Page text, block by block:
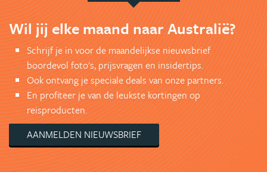
Wil jij elke maand naar Australië?
Schrijf je in voor de maandelijkse nieuwsbrief
boordevol foto's, prijsvragen en insidertips.
Ook ontvang je speciale deals van onze partners.
En profiteer je van de leukste kortingen op
reisproducten.
AANMELDEN NIEUWSBRIEF